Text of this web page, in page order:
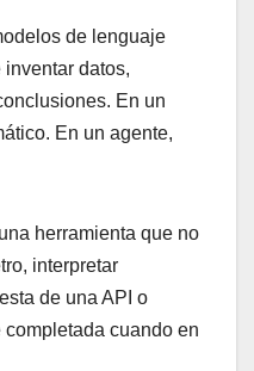
de lenguaje
datos,
En un
En un agente,
herramienta que no
interpretar
de una API o
cuando en